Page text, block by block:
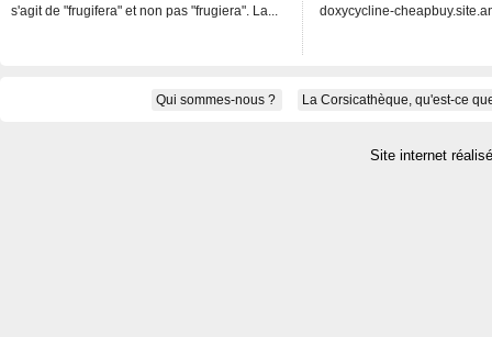
s'agit de "frugifera" et non pas "frugiera". La...
doxycycline-
Qui sommes-nous ? La Corsicathèque, qu'est-ce
Site internet